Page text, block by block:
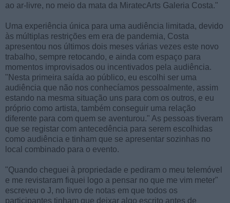
ao ar-livre, no meio da mata da MiratecArts Galeria Costa."
Uma experiência única para uma audiência limitada, devido
às múltiplas restrições em era de pandemia, Costa
apresentou nos últimos dois meses várias vezes este novo
trabalho, sempre retocando, e ainda com espaço para
momentos improvisados ou incentivados pela audiência.
"Nesta primeira saída ao público, eu escolhi ser uma
audiência que não nos conhecíamos pessoalmente, assim
estando na mesma situação uns para com os outros, e eu
próprio como artista, também conseguir uma relação
diferente para com quem se aventurou." As pessoas tiveram
que se registar com antecedência para serem escolhidas
como audiência e tinham que se apresentar sozinhas no
local combinado para o evento.
"Quando cheguei à propriedade e pediram o meu telemóvel
e me revistaram fiquei logo a pensar no que me vim meter"
escreveu o J, no livro de notas em que todos os
participantes tinham que deixar algo escrito antes de